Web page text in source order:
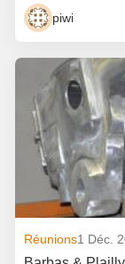
piwi
Réunions1 Déc.